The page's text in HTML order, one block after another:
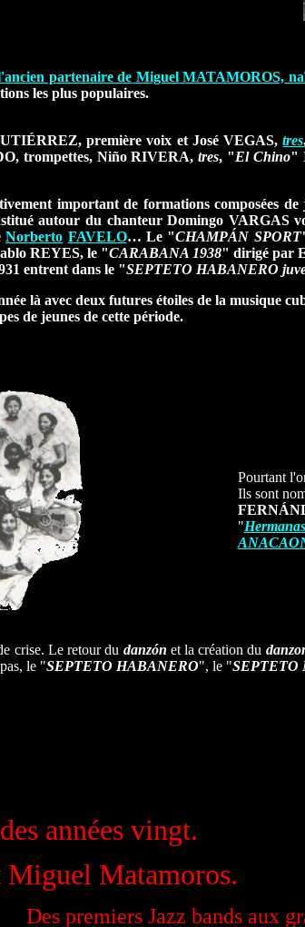
partenaire de Miguel MATAMOROS,
les plus populaires.
, première voix et José VEGAS,tres
, trompettes, Niño RIVERA,tres, "El Chino"
important de formations composées
autour du chanteurDomingo VARGAS
Norberto FAVELO… Le "CHAMPÁN SPORT
REYES, le "CARABANA 1938" dirigé par
entrent dans le "SEPTETO HABANERO
là avec deux futures étoiles de la musique
de jeunes de cette période.
Pourtant
Ils sont
"
crise. Le retour du danzón et la création du
le "SEPTETO HABANERO", le "SEPTETO
années vingt.
Miguel Matamoros.
Des premiers Jazz bands aux